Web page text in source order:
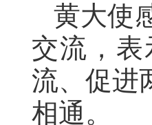
黄大使
交流 ， 表
流、促进
相通。